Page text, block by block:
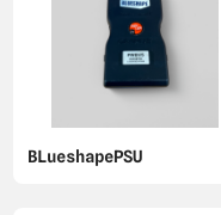
BLueshapePSU